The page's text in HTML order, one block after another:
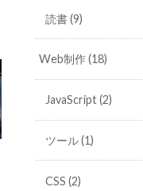
読書(9)
Web制作(18)
JavaScript(2)
ツール(1)
CSS (2)